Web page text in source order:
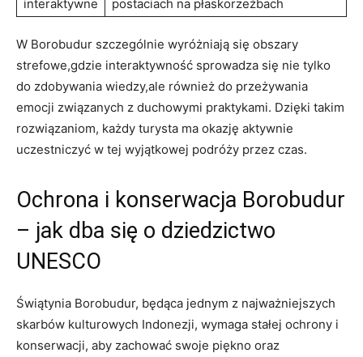
interaktywne
postaciach na płaskorzeźbach
W Borobudur szczególnie wyróżniają się obszary
strefowe,gdzie interaktywność sprowadza się nie tylko
do zdobywania wiedzy,ale również do przeżywania
emocji związanych z duchowymi praktykami. Dzięki takim
rozwiązaniom, każdy turysta ma okazję aktywnie
uczestniczyć w tej wyjątkowej podróży przez czas.
Ochrona i konserwacja Borobudur
– jak dba się o dziedzictwo
UNESCO
Świątynia Borobudur, będąca jednym z najważniejszych
skarbów kulturowych Indonezji, wymaga stałej ochrony i
konserwacji, aby zachować swoje piękno oraz